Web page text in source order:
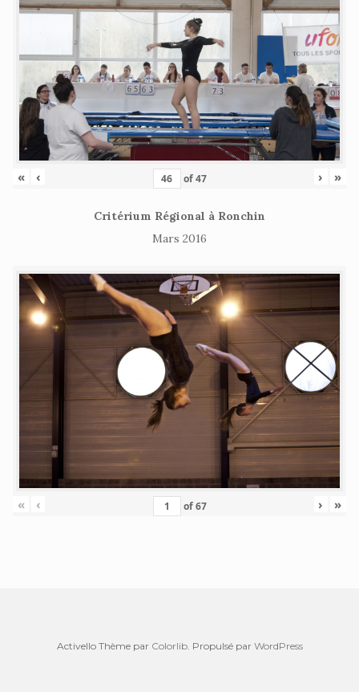
« ‹ of47 › »
Critérium Régional à Ronchin
Mars 2016
« ‹ of67 › »
Activello Thème par Colorlib. Propulsé par WordPress